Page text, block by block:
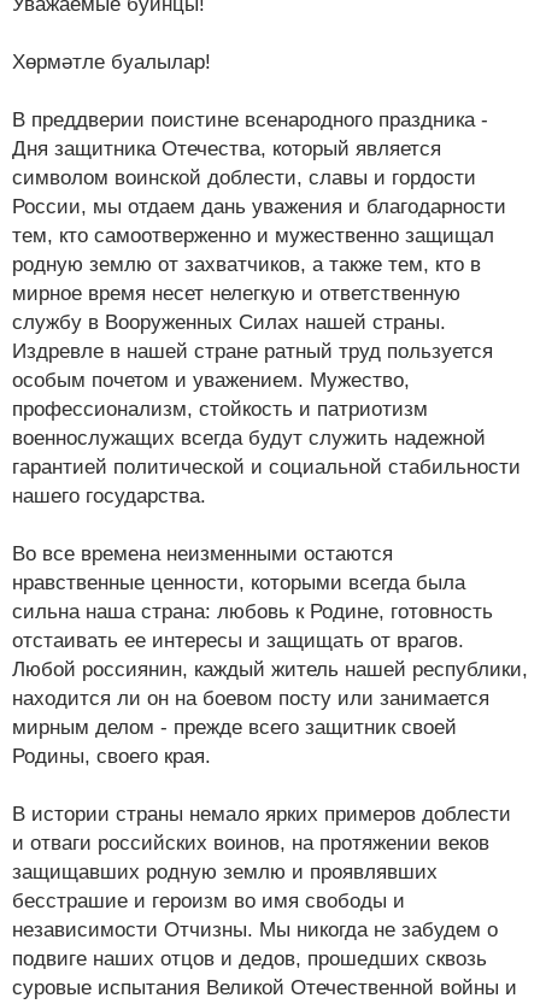
Уважаемые буинцы!
Хөрмәтле буалылар!
В преддверии поистине всенародного праздника -
Дня защитника Отечества, который является
символом воинской доблести, славы и гордости
России, мы отдаем дань уважения и благодарности
тем, кто самоотверженно и мужественно защищал
родную землю от захватчиков, а также тем, кто в
мирное время несет нелегкую и ответственную
службу в Вооруженных Силах нашей страны.
Издревле в нашей стране ратный труд пользуется
особым почетом и уважением. Мужество,
профессионализм, стойкость и патриотизм
военнослужащих всегда будут служить надежной
гарантией политической и социальной стабильности
нашего государства.
Во все времена неизменными остаются
нравственные ценности, которыми всегда была
сильна наша страна: любовь к Родине, готовность
отстаивать ее интересы и защищать от врагов.
Любой россиянин, каждый житель нашей республики,
находится ли он на боевом посту или занимается
мирным делом - прежде всего защитник своей
Родины, своего края.
В истории страны немало ярких примеров доблести
и отваги российских воинов, на протяжении веков
защищавших родную землю и проявлявших
бесстрашие и героизм во имя свободы и
независимости Отчизны. Мы никогда не забудем о
подвиге наших отцов и дедов, прошедших сквозь
суровые испытания Великой Отечественной войны и